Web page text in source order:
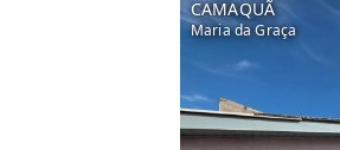
CAMAQUÃ
Maria da Graça